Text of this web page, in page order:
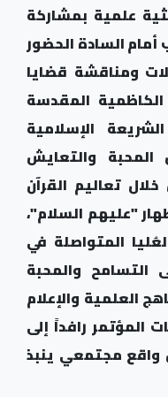
علمية بمشاركة
أمام السادة الحضور
ومناقشة قضايا
المقدسة
الإسلامية
والتعايش
تعاليم القرآن
"عليهم السلام"،
المتواصلة في
التسامح والمحبة
العلمية والإعلام
رافداً إلى
مجتمعي ينبذ